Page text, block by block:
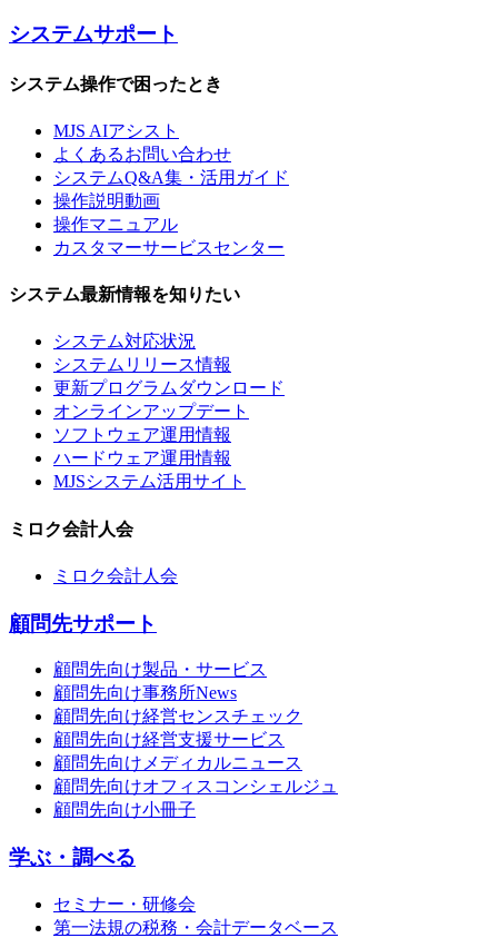
システムサポート
システム操作で困ったとき
MJS AIアシスト
よくあるお問い合わせ
システムQ&A集・活用ガイド
操作説明動画
操作マニュアル
カスタマーサービスセンター
システム最新情報を知りたい
システム対応状況
システムリリース情報
更新プログラムダウンロード
オンラインアップデート
ソフトウェア運用情報
ハードウェア運用情報
MJSシステム活用サイト
ミロク会計人会
ミロク会計人会
顧問先サポート
顧問先向け製品・サービス
顧問先向け事務所News
顧問先向け経営センスチェック
顧問先向け経営支援サービス
顧問先向けメディカルニュース
顧問先向けオフィスコンシェルジュ
顧問先向け小冊子
学ぶ・調べる
セミナー・研修会
第一法規の税務・会計データベース